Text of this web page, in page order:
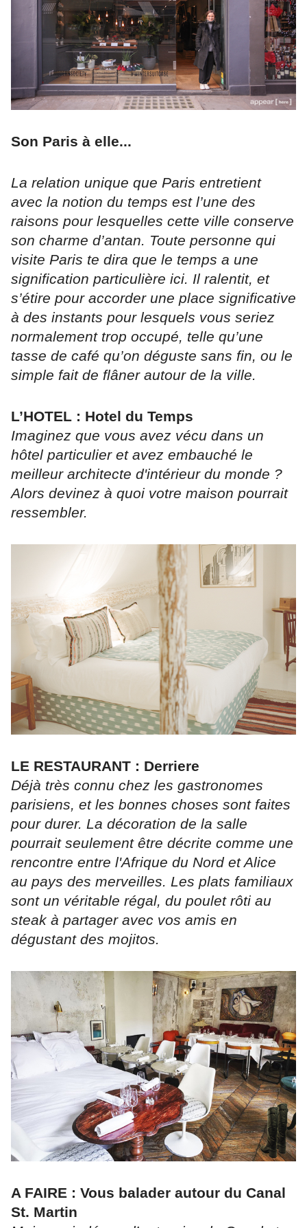
Son Paris à elle...
La relation unique que Paris entretient
avec la notion du temps est l’une des
raisons pour lesquelles cette ville conserve
son charme d’antan. Toute personne qui
visite Paris te dira que le temps a une
signification particulière ici. Il ralentit, et
s’étire pour accorder une place significative
à des instants pour lesquels vous seriez
normalement trop occupé, telle qu’une
tasse de café qu’on déguste sans fin, ou le
simple fait de flâner autour de la ville.
L’HOTEL : Hotel du Temps
Imaginez que vous avez vécu dans un
hôtel particulier et avez embauché le
meilleur architecte d'intérieur du monde ?
Alors devinez à quoi votre maison pourrait
ressembler.
LE RESTAURANT : Derriere
Déjà très connu chez les gastronomes
parisiens, et les bonnes choses sont faites
pour durer. La décoration de la salle
pourrait seulement être décrite comme une
rencontre entre l'Afrique du Nord et Alice
au pays des merveilles. Les plats familiaux
sont un véritable régal, du poulet rôti au
steak à partager avec vos amis en
dégustant des mojitos.
A FAIRE : Vous balader autour du Canal
St. Martin